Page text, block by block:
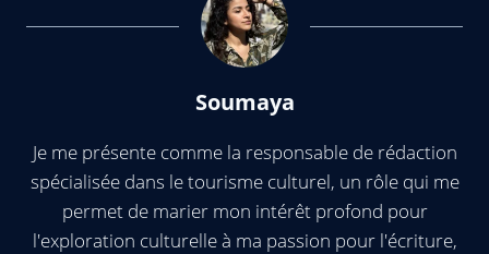
Soumaya
Je me présente comme la responsable de rédaction
spécialisée dans le tourisme culturel, un rôle qui me
permet de marier mon intérêt profond pour
l'exploration culturelle à ma passion pour l'écriture,